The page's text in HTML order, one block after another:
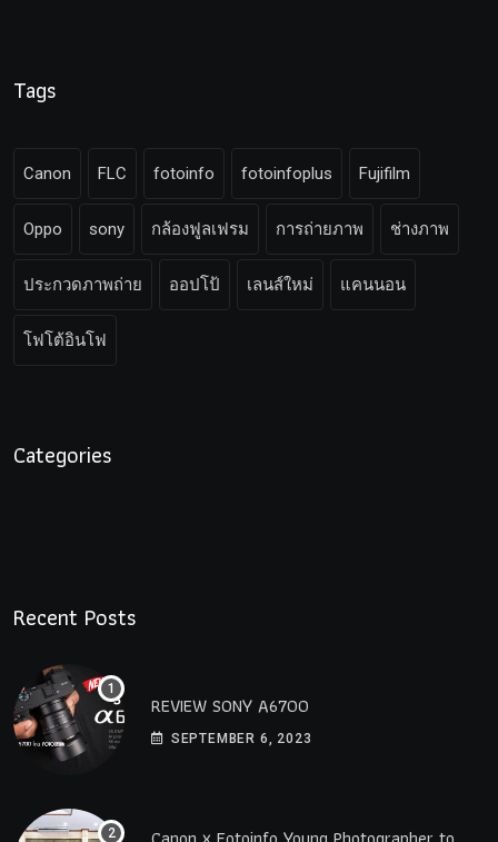
Tags
Canon FLC fotoinfo fotoinfoplus Fujifilm
Oppo sony กล้องฟูลเฟรม การถ่ายภาพ ช่างภาพ
ประกวดภาพถ่าย ออปโป้ เลนส์ใหม่ แคนนอน
โฟโต้อินโฟ
Categories
Recent Posts
REVIEW SONY A6700
SEPTEMBER 6, 2023